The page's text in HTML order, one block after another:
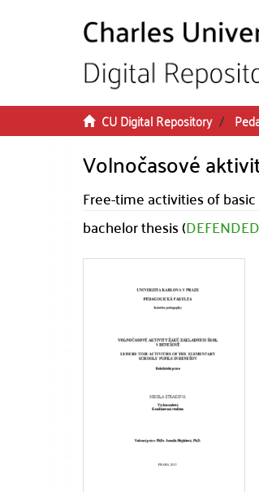
CU Digital Repository
Volnočasové
Free-time activities of
bachelor thesis (DEFENDED